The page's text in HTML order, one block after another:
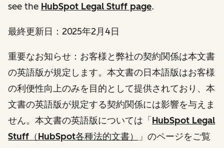
see the HubSpot Legal Stuff page.
最終更新日：2025年2月4日
重要なお知らせ ：お客様と弊社の契約関係は本文書
の英語版が規定します。本文書の日本語版はお客様
の利便性向上のみを目的として提供されており、本
文書の英語版が規定する契約関係には影響を与えま
せん。本文書の英語版については「 HubSpot Legal
Stuff（HubSpot各種法的文書）
」のページをご覧